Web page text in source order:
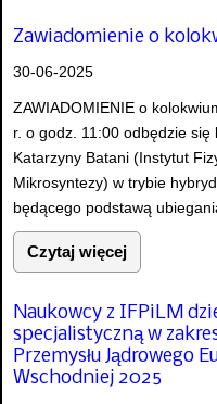
Zawiadomienie o
30-06-2025
ZAWIADOMIENIE o
r. o godz. 11:00 odbędzie
Katarzyny Batani (Instytut
Mikrosyntezy) w trybie
będącego podstawą
Czytaj więcej
Naukowcy z IFPiLM
specjalistyczną w
Przemysłu Jądrowego
Wschodniej 2025